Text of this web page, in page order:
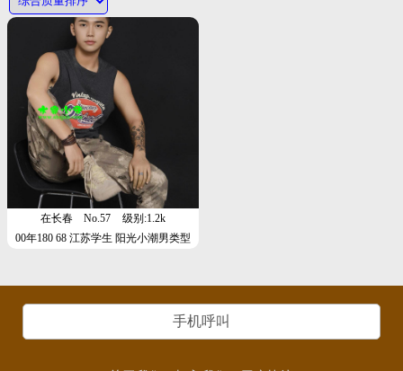
在长春 No.57
级别:1.2k
00年180 68 江苏学生 阳光小潮男类型
手机呼叫